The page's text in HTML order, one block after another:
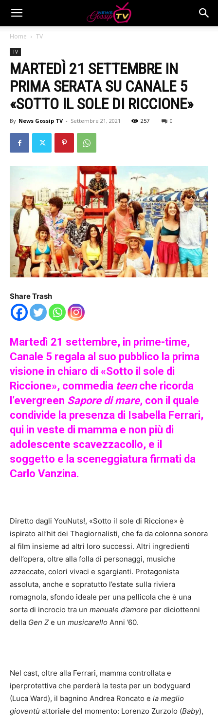
Home TV
TV
MARTEDÌ 21 SETTEMBRE IN
PRIMA SERATA SU CANALE 5
«SOTTO IL SOLE DI RICCIONE»
By News Gossip TV - Settembre 21, 2021 257 0
Share Trash
Martedì 21 settembre, in prime-time,
Canale 5 regala al suo pubblico la prima
visione in chiaro di «Sotto il sole di
Riccione», commedia teenche ricorda
l’evergreen Sapore di mare, con il quale
condivide la presenza di Isabella Ferrari,
qui in veste di mamma e non più di
adolescente scavezzacollo, e il
soggetto e la sceneggiatura firmati da
Carlo Vanzina.
Diretto dagli YouNuts!, «Sotto il sole di Riccione» è
ispirato all’hit dei Thegiornalisti, che fa da colonna sonora
al film insieme ad altri loro successi. Altri ingredienti
dell’opera, oltre alla folla di personaggi, musiche
azzeccate, colori vivaci e sgargianti. Protagonista
assoluta, anche e sopratutto l’estate sulla riviera
romagnola, sfondo ideale per una pellicola che è una
sorta di incrocio tra un manuale d’amore per diciottenni
della Gen Ze un musicarello Anni ’60.
Nel cast, oltre alla Ferrari, mamma controllata e
iperprotettiva che perderà la testa per un bodyguard
(Luca Ward), il bagnino Andrea Roncato e la meglio
gioventù attoriale del momento: Lorenzo Zurzolo (Baby),